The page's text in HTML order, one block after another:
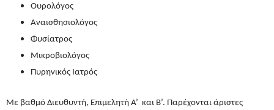
Ουρολόγος
Αναισθησιολόγος
Φυσίατρος
Μικροβιολόγος
Πυρηνικός Ιατρός
Με βαθμό Διευθυντή, Επιμελητή Α’ και Β’. Παρέχονται άριστες